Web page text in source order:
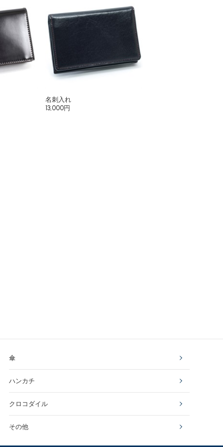
名刺入れ
13,000円
傘
ハンカチ
クロコダイル
その他